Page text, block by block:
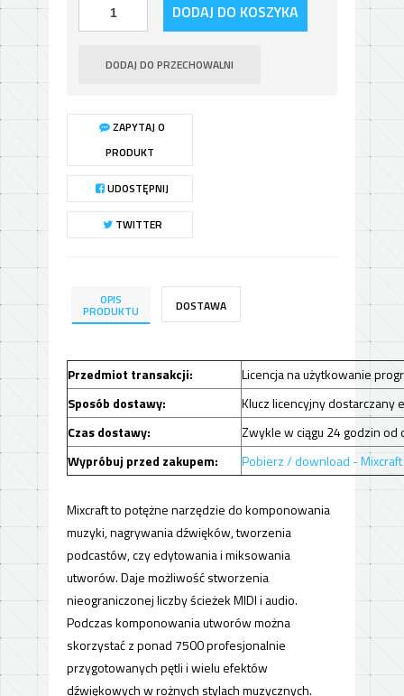
DODAJ DO KOSZYKA
DODAJ DO PRZECHOWALNI
ZAPYTAJ O
PRODUKT
UDOSTĘPNIJ
TWITTER
OPIS
PRODUKTU DOSTAWA
Przedmiot transakcji:
Licencja na użytkowanie
Sposób dostawy:
Klucz licencyjny dostarczany
Czas dostawy:
Zwykle w ciągu 24 godzin od
Wypróbuj przed zakupem:
Pobierz / download -Mixcraft
Mixcraft to potężne narzędzie do komponowania
muzyki, nagrywania dźwięków, tworzenia
podcastów, czy edytowania i miksowania
utworów. Daje możliwość stworzenia
nieograniczonej liczby ścieżek MIDI i audio.
Podczas komponowania utworów można
skorzystać z ponad 7500 profesjonalnie
przygotowanych pętli i wielu efektów
dźwiękowych w rożnych stylach muzycznych.